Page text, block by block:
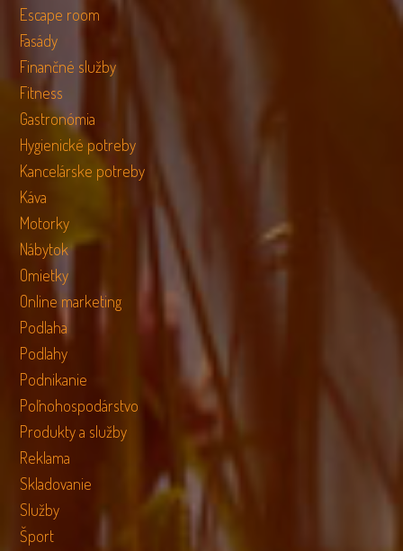
Escape room
Fasády
Finančné služby
Fitness
Gastronómia
Hygienické potreby
Kancelárske potreby
Káva
Motorky
Nábytok
Omietky
Online marketing
Podlaha
Podlahy
Podnikanie
Poľnohospodárstvo
Produkty a služby
Reklama
Skladovanie
Služby
Šport